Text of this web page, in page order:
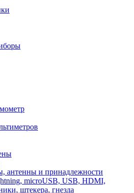
антенны и принадлежности
microUSB, USB, HDMI,
штекера, гнезда